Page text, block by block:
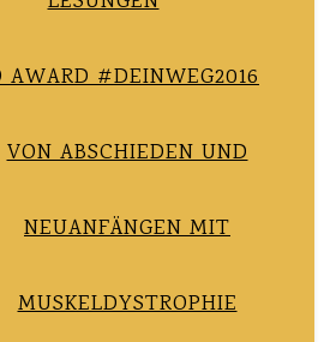
AWARD #DEINWEG2016
VON ABSCHIEDEN UND
NEUANFÄNGEN MIT
MUSKELDYSTROPHIE